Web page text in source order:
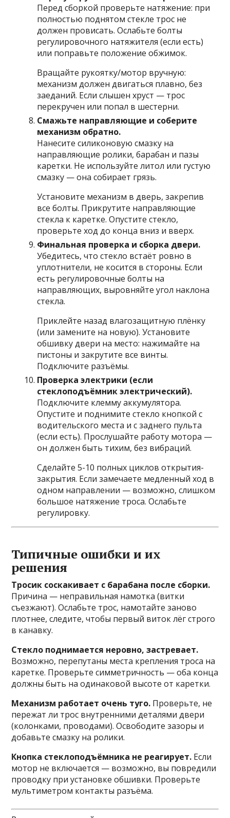
Перед сборкой проверьте натяжение: при
полностью поднятом стекле трос не
должен провисать. Ослабьте болты
регулировочного натяжителя (если есть)
или поправьте положение обжимок.
Вращайте рукоятку/мотор вручную:
механизм должен двигаться плавно, без
заеданий. Если слышен хруст — трос
перекручен или попал в шестерни.
Смажьте направляющие и соберите
механизм обратно.
Нанесите силиконовую смазку на
направляющие ролики, барабан и пазы
каретки. Не используйте литол или густую
смазку — она собирает грязь.
Установите механизм в дверь, закрепив
все болты. Прикрутите направляющие
стекла к каретке. Опустите стекло,
проверьте ход до конца вниз и вверх.
Финальная проверка и сборка двери.
Убедитесь, что стекло встаёт ровно в
уплотнители, не косится в стороны. Если
есть регулировочные болты на
направляющих, выровняйте угол наклона
стекла.
Приклейте назад влагозащитную плёнку
(или замените на новую). Установите
обшивку двери на место: нажимайте на
пистоны и закрутите все винты.
Подключите разъёмы.
Проверка электрики (если
стеклоподъёмник электрический).
Подключите клемму аккумулятора.
Опустите и поднимите стекло кнопкой с
водительского места и с заднего пульта
(если есть). Прослушайте работу мотора —
он должен быть тихим, без вибраций.
Сделайте 5-10 полных циклов открытия-
закрытия. Если замечаете медленный ход в
одном направлении — возможно, слишком
большое натяжение троса. Ослабьте
регулировку.
Типичные ошибки и их
решения
Тросик соскакивает с барабана после сборки.
Причина — неправильная намотка (витки
съезжают). Ослабьте трос, намотайте заново
плотнее, следите, чтобы первый виток лёг строго
в канавку.
Стекло поднимается неровно, застревает.
Возможно, перепутаны места крепления троса на
каретке. Проверьте симметричность — оба конца
должны быть на одинаковой высоте от каретки.
Механизм работает очень туго. Проверьте, не
пережат ли трос внутренними деталями двери
(колонками, проводами). Освободите зазоры и
добавьте смазку на ролики.
Кнопка стеклоподъёмника не реагирует. Если
мотор не включается — возможно, вы повредили
проводку при установке обшивки. Проверьте
мультиметром контакты разъёма.